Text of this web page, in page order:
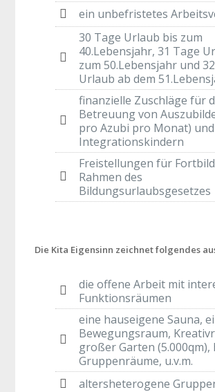
ein unbefristetes
30 Tage Urlaub bis zum
40.Lebensjahr, 31 Tage
zum 50.Lebensjahr und
Urlaub ab dem
finanzielle Zuschläge für
Betreuung von
pro Azubi pro Monat) und
Integrationskindern
Freistellungen für
Rahmen des
Bildungsurlaubsgesetzes
Die Kita Eigensinn zeichnet folgendes
die offene Arbeit mit
Funktionsräumen
eine hauseigene Sauna,
Bewegungsraum,
großer Garten (5.000qm),
Gruppenräume, u.v.m.
altersheterogene